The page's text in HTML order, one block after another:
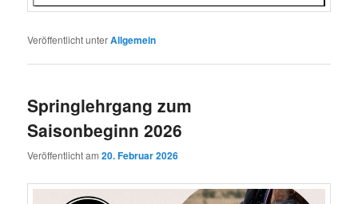
Veröffentlicht unterAllgemein
Springlehrgang zum
Saisonbeginn 2026
Veröffentlicht am20. Februar 2026